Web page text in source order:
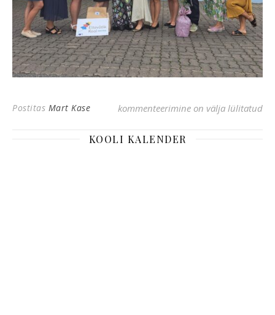
Postitas Mart Kase Καλώς ήρθατε, Εσθονοί!
kommenteerimine on välja lülitatud
KOOLI KALENDER